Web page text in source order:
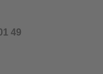
49